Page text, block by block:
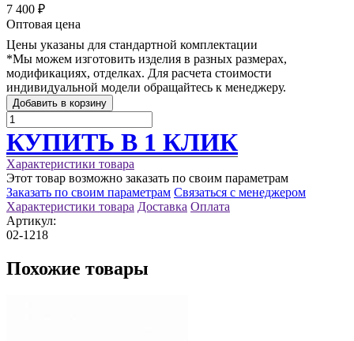
7 400 ₽
Оптовая цена
Цены указаны для стандартной комплектации
*Мы можем изготовить изделия в разных размерах,
модификациях, отделках. Для расчета стоимости
индивидуальной модели обращайтесь к менеджеру.
Добавить в корзину
КУПИТЬ В 1 КЛИК
Характеристики товара
Этот товар возможно заказать по своим параметрам
Заказать по своим параметрам Связаться с менеджером
Характеристики товара Доставка Оплата
Артикул:
02-1218
Похожие товары